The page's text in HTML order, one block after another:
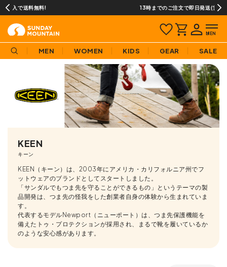
13時までのご注文で即日発送(営業日に限ります)
MEN WOMEN KIDS GEAR SALE
KEEN
キーン
KEEN（キーン）は、2003年にアメリカ・カリフォルニア州でフ
ットウェアのブランドとしてスタートしました。
「サンダルでもつま先を守ることができるもの」というテーマの製
品開発は、つま先の怪我をした創業者自身の体験から生まれていま
す。
代表するモデルNewport（ニューポート）は、つま先保護機能を
備えたトゥ・プロテクションが採用され、まるで靴を履いているか
のような安心感があります。